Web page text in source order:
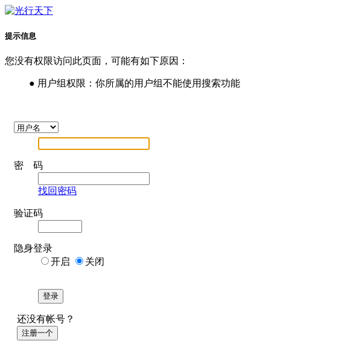
提示信息
您没有权限访问此页面，可能有如下原因：
● 用户组权限：你所属的用户组不能使用搜索功能
密 码
找回密码
验证码
隐身登录
开启
关闭
登录
还没有帐号？
注册一个